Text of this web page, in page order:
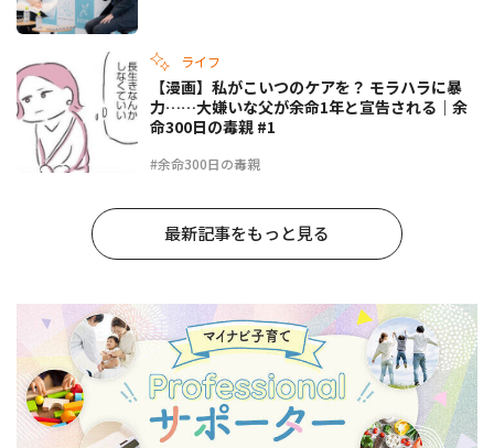
ライフ
#余命300日の毒親
【漫画】私がこいつのケアを？ モラハラに暴
力……大嫌いな父が余命1年と宣告される｜余
命300日の毒親 #1
最新記事をもっと見る